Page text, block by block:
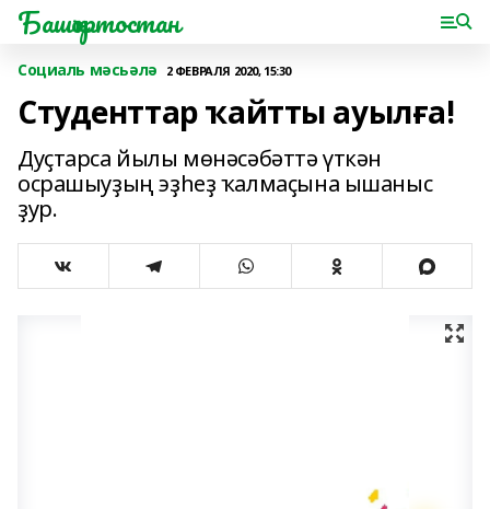
Башҡортостан
Социаль мәсьәлә 2 ФЕВРАЛЯ 2020, 15:30
Студенттар ҡайтты ауылға!
Дуҫтарса йылы мөнәсәбәттә үткән
осрашыуҙың эҙһеҙ ҡалмаҫына ышаныс
ҙур.